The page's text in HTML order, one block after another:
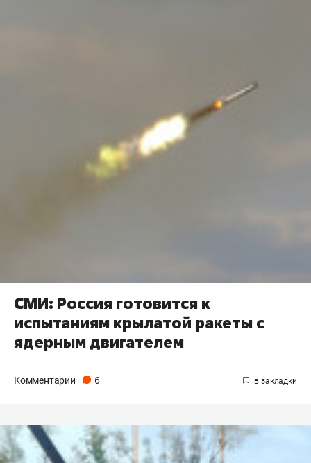
СМИ: Россия готовится к
испытаниям крылатой ракеты с
ядерным двигателем
Комментарии 6